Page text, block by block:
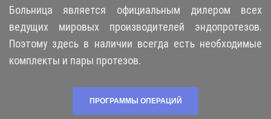
Больница является официальным дилером всех
ведущих мировых производителей эндопротезов.
Поэтому здесь в наличии всегда есть необходимые
комплекты и пары протезов.
ПРОГРАММЫ ОПЕРАЦИЙ